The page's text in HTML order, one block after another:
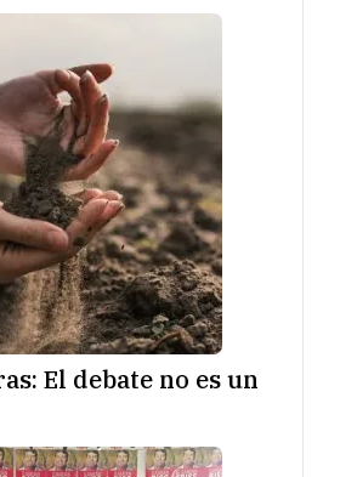
El debate no es un